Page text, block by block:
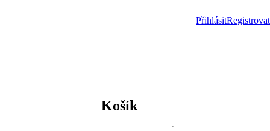
PřihlásitRegistrovat
Košík